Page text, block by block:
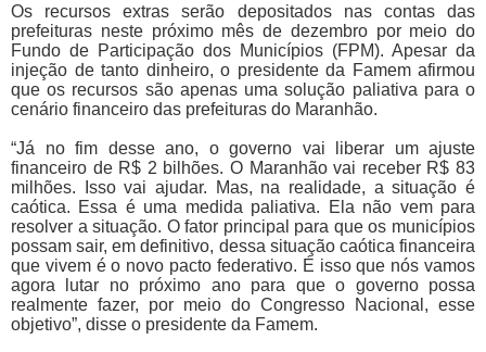
Os recursos extras serão depositados nas contas das
prefeituras neste próximo mês de dezembro por meio do
Fundo de Participação dos Municípios (FPM). Apesar da
injeção de tanto dinheiro, o presidente da Famem afirmou
que os recursos são apenas uma solução paliativa para o
cenário financeiro das prefeituras do Maranhão.
“Já no fim desse ano, o governo vai liberar um ajuste
financeiro de R$ 2 bilhões. O Maranhão vai receber R$ 83
milhões. Isso vai ajudar. Mas, na realidade, a situação é
caótica. Essa é uma medida paliativa. Ela não vem para
resolver a situação. O fator principal para que os municípios
possam sair, em definitivo, dessa situação caótica financeira
que vivem é o novo pacto federativo. É isso que nós vamos
agora lutar no próximo ano para que o governo possa
realmente fazer, por meio do Congresso Nacional, esse
objetivo”, disse o presidente da Famem.